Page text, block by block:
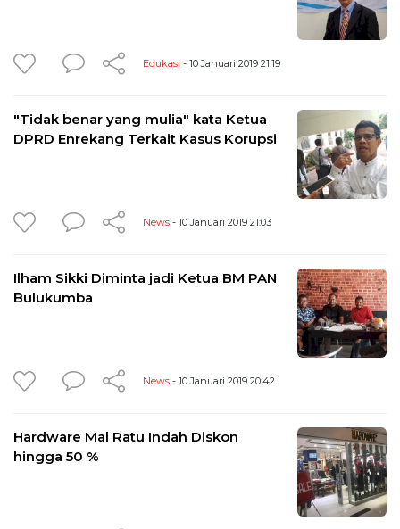
Edukasi - 10 Januari 2019 21:19
"Tidak benar yang mulia" kata Ketua
DPRD Enrekang Terkait Kasus Korupsi
News - 10 Januari 2019 21:03
Ilham Sikki Diminta jadi Ketua BM PAN
Bulukumba
News - 10 Januari 2019 20:42
Hardware Mal Ratu Indah Diskon
hingga 50 %